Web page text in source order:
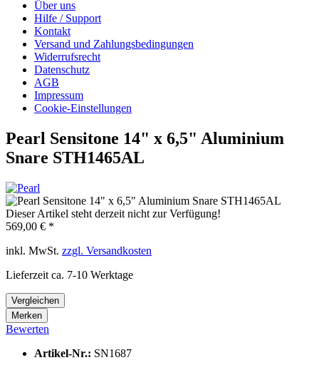
Über uns
Hilfe / Support
Kontakt
Versand und Zahlungsbedingungen
Widerrufsrecht
Datenschutz
AGB
Impressum
Cookie-Einstellungen
Pearl Sensitone 14" x 6,5" Aluminium
Snare STH1465AL
Dieser Artikel steht derzeit nicht zur Verfügung!
569,00 € *
inkl. MwSt. zzgl. Versandkosten
Lieferzeit ca. 7-10 Werktage
Vergleichen
Merken
Bewerten
Artikel-Nr.: SN1687